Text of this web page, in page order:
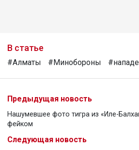
В статье
#Алматы #Минобороны
Предыдущая новость
Нашумевшее фото тигра из «Иле-
фейком
Следующая новость